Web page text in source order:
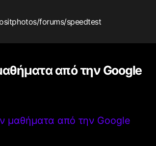
/forums/speedtest
από την Google
μαθήματα από την Google